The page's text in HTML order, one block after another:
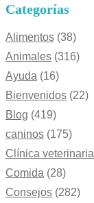
Categorías
Alimentos (38)
Animales (316)
Ayuda (16)
Bienvenidos (22)
Blog (419)
caninos (175)
Clínica veterinaria
Comida (28)
Consejos (282)